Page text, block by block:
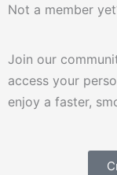
Not a member
Join our
access your
enjoy a faster,